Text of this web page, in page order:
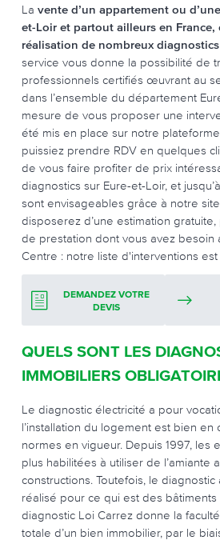
La vente d’un appartement ou
et-Loir et partout ailleurs en France,
réalisation de nombreux
service vous donne la possibilité de
professionnels certifiés œuvrant au
dans l’ensemble du département
mesure de vous proposer une
été mis en place sur notre
puissiez prendre RDV en quelques
de vous faire profiter de prix
diagnostics sur Eure-et-Loir, et
sont envisageables grâce à notre
disposerez d’une estimation
de prestation dont vous avez besoin
Centre : notre liste d'interventions
DEMANDEZ VOTRE
DEVIS
QUELS SONT LES
IMMOBILIERS
Le diagnostic électricité a pour
l’installation du logement est bien en
normes en vigueur. Depuis 1997, les
plus habilitées à utiliser de l’amiante
constructions. Toutefois, le
réalisé pour ce qui est des bâtiments
diagnostic Loi Carrez donne la
totale d’un bien immobilier, par le